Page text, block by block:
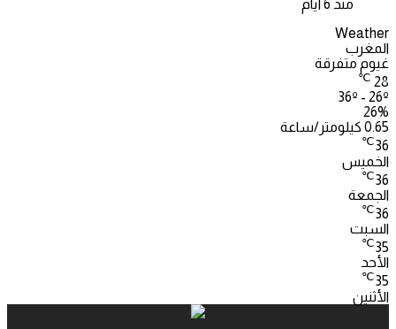
منذ 6 أيام
Weather
المغرب
غيوم متفرقة
28
℃
36º - 26º
26%
0.65 كيلومتر/ساعة
36
℃
الخميس
36
℃
الجمعة
36
℃
السبت
35
℃
الأحد
35
℃
الأثنين